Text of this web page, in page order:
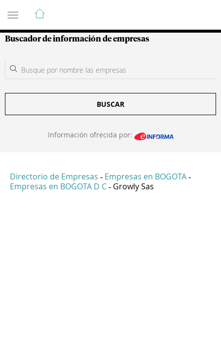
Guía de Empresas Colombianas
Buscador de información de empresas
BUSCAR
Información ofrecida por:
Directorio de Empresas - Empresas en BOGOTA -
Empresas en BOGOTA D C - Growly Sas